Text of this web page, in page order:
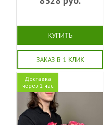
КУПИТЬ
ЗАКАЗ В 1 КЛИК
Доставка
через 1 час